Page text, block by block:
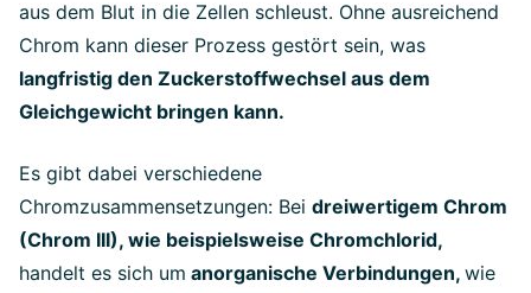
aus dem Blut in die Zellen schleust. Ohne ausreichend
Chrom kann dieser Prozess gestört sein, was
langfristig den Zuckerstoffwechsel aus dem
Gleichgewicht bringen kann.
Es gibt dabei verschiedene
Chromzusammensetzungen: Bei dreiwertigem Chrom
(Chrom III), wie beispielsweise Chromchlorid,
handelt es sich um anorganische Verbindungen, wie